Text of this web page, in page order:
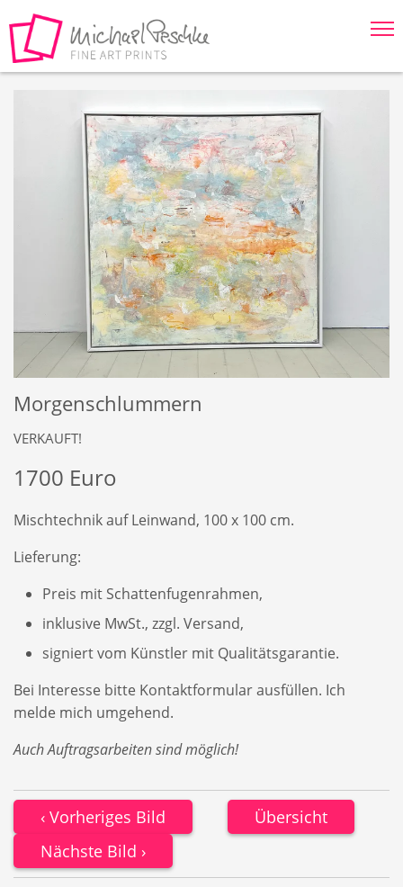
Springe direkt zu:
Hauptmenü
Fußzeile
Morgenschlummern
VERKAUFT!
1700 Euro
Mischtechnik auf Leinwand, 100 x 100 cm.
Lieferung:
Preis mit Schattenfugenrahmen,
inklusive MwSt., zzgl. Versand,
signiert vom Künstler mit Qualitätsgarantie.
Bei Interesse bitte Kontaktformular ausfüllen. Ich
melde mich umgehend.
Auch Auftragsarbeiten sind möglich!
Vorheriges Bild
Übersicht
Nächste Bild